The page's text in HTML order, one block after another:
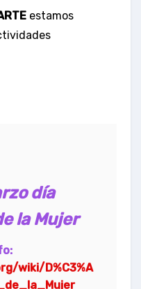
estamos
día
la Mujer
wiki/D%C3%A